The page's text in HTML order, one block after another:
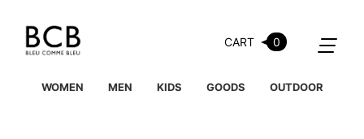
CART 0
WOMEN MEN KIDS GOODS OUTDOOR